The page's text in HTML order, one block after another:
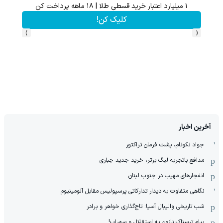
از آیفون 17 تا پلی استیشن 5 🎮😍📱 | گردونه بچرخون جایزه ببر
‹
›
آخرین اخبار
جواد نکونام، پشت فرمان تراکتور
مدافع باتجربه لیگ برتر، خرید جدید جباری
انفجارهای مهیب در جنوب لبنان
نگاهی متفاوت به دیدار تدارکاتی پرسپولیس مقابل آلومینیوم
شب تاریخی والیبال آسیا: تاج‌گذاری خواهر و برادر